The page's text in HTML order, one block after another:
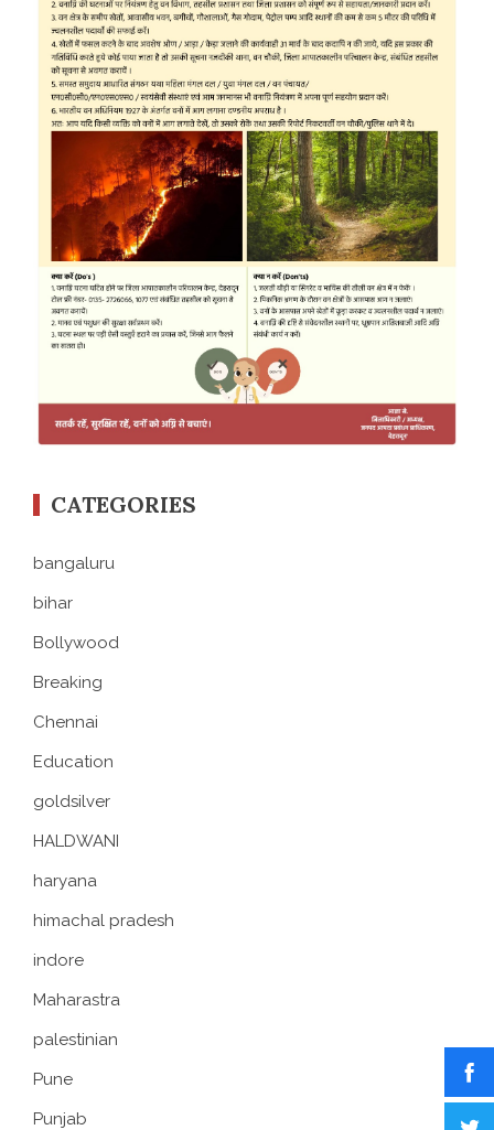
CATEGORIES
bangaluru
bihar
Bollywood
Breaking
Chennai
Education
goldsilver
HALDWANI
haryana
himachal pradesh
indore
Maharastra
palestinian
Pune
Punjab